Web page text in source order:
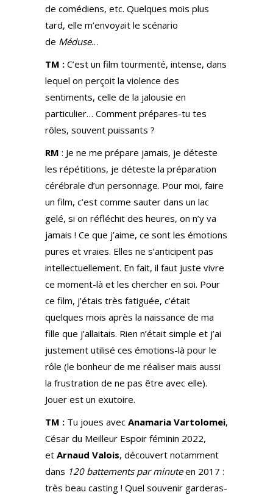
de comédiens, etc. Quelques mois plus
tard, elle m’envoyait le scénario
de Méduse…
TM : C’est un film tourmenté, intense, dans
lequel on perçoit la violence des
sentiments, celle de la jalousie en
particulier… Comment prépares-tu tes
rôles, souvent puissants ?
RM : Je ne me prépare jamais, je déteste
les répétitions, je déteste la préparation
cérébrale d’un personnage. Pour moi, faire
un film, c’est comme sauter dans un lac
gelé, si on réfléchit des heures, on n’y va
jamais ! Ce que j’aime, ce sont les émotions
pures et vraies. Elles ne s’anticipent pas
intellectuellement. En fait, il faut juste vivre
ce moment-là et les chercher en soi. Pour
ce film, j’étais très fatiguée, c’était
quelques mois après la naissance de ma
fille que j’allaitais. Rien n’était simple et j’ai
justement utilisé ces émotions-là pour le
rôle (le bonheur de me réaliser mais aussi
la frustration de ne pas être avec elle).
Jouer est un exutoire.
TM : Tu joues avec Anamaria Vartolomei,
César du Meilleur Espoir féminin 2022,
et Arnaud Valois, découvert notamment
dans 120 battements par minuteen 2017 :
très beau casting ! Quel souvenir garderas-